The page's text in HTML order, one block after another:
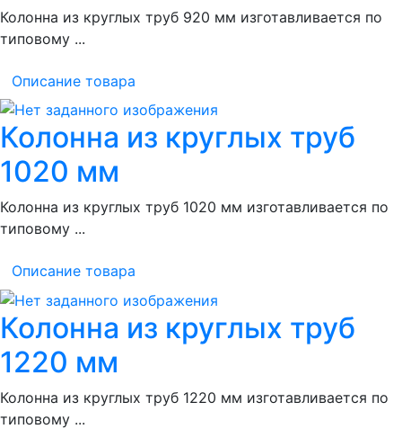
Колонна из круглых труб 920 мм изготавливается по
типовому ...
Описание товара
Колонна из круглых труб
1020 мм
Колонна из круглых труб 1020 мм изготавливается по
типовому ...
Описание товара
Колонна из круглых труб
1220 мм
Колонна из круглых труб 1220 мм изготавливается по
типовому ...